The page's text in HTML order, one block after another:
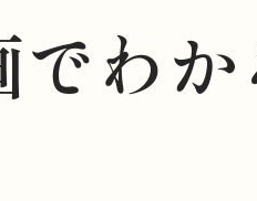
でわ